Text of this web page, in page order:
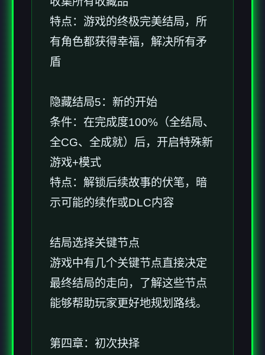
特点：游戏的终极完美结局，所
有角色都获得幸福，解决所有矛
盾
隐藏结局5：新的开始
条件：在完成度100%（全结局、
全CG、全成就）后，开启特殊新
游戏+模式
特点：解锁后续故事的伏笔，暗
示可能的续作或DLC内容
结局选择关键节点
游戏中有几个关键节点直接决定
最终结局的走向，了解这些节点
能够帮助玩家更好地规划路线。
第四章：初次抉择